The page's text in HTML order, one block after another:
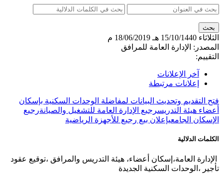
الثلاثاء 15/10/1440 هـ
18/06/2019 م
المصدر: الإدارة العامة للمرافق
التقييم:
آخر الإعلانات
إعلانات مرتبطة
فتح التقديم وتحديث البيانات لمفاضلة الوحدات السكنية بإسكان
أعضاء هيئة التدريسرجيع الإدارة العامة للتشغيل والصيانةرجيع
الإسكان الجامعيإعلان بيع رجيع للأجهزة الرياضية
الكلمات الدلالية
​ الإدارة العامة،إسكان أعضاء، هيئة التدريس والمرافق ،توقيع عقود
تأجير ،الوحدات السكنية الجديدة